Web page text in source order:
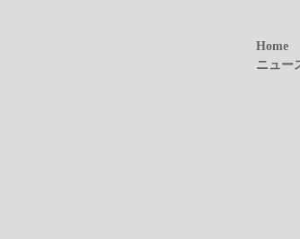
Home
ニュー